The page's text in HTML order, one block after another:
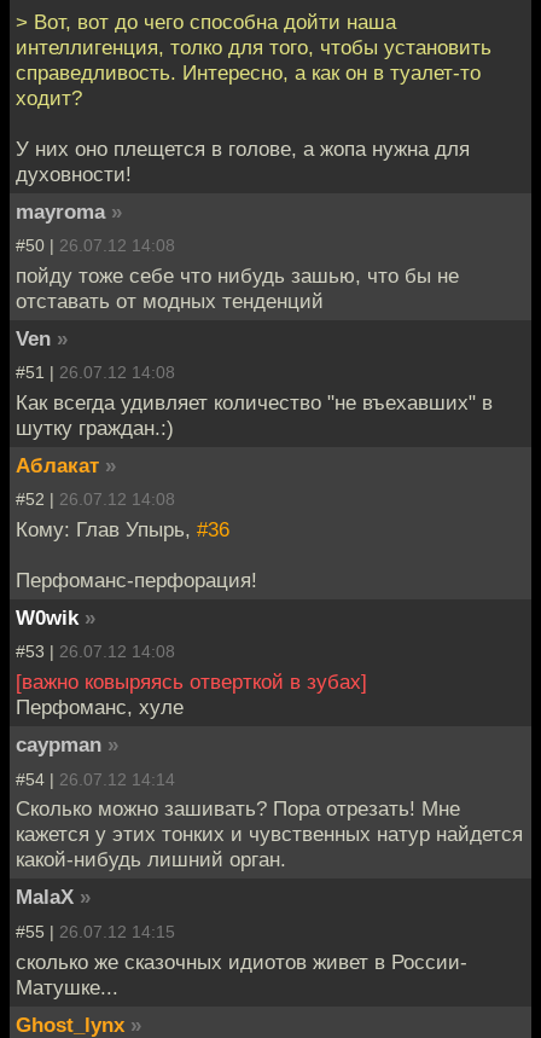
> Вот, вот до чего способна дойти наша
интеллигенция, толко для того, чтобы установить
справедливость. Интересно, а как он в туалет-то
ходит?
У них оно плещется в голове, а жопа нужна для
духовности!
mayroma »
#50 | 26.07.12 14:08
пойду тоже себе что нибудь зашью, что бы не
отставать от модных тенденций
Ven »
#51 | 26.07.12 14:08
Как всегда удивляет количество "не въехавших" в
шутку граждан.:)
Аблакат »
#52 | 26.07.12 14:08
Кому: Глав Упырь, #36
Перфоманс-перфорация!
W0wik »
#53 | 26.07.12 14:08
[важно ковыряясь отверткой в зубах]
Перфоманс, хуле
caypman »
#54 | 26.07.12 14:14
Сколько можно зашивать? Пора отрезать! Мне
кажется у этих тонких и чувственных натур найдется
какой-нибудь лишний орган.
MalaX »
#55 | 26.07.12 14:15
сколько же сказочных идиотов живет в России-
Матушке...
Ghost_lynx »